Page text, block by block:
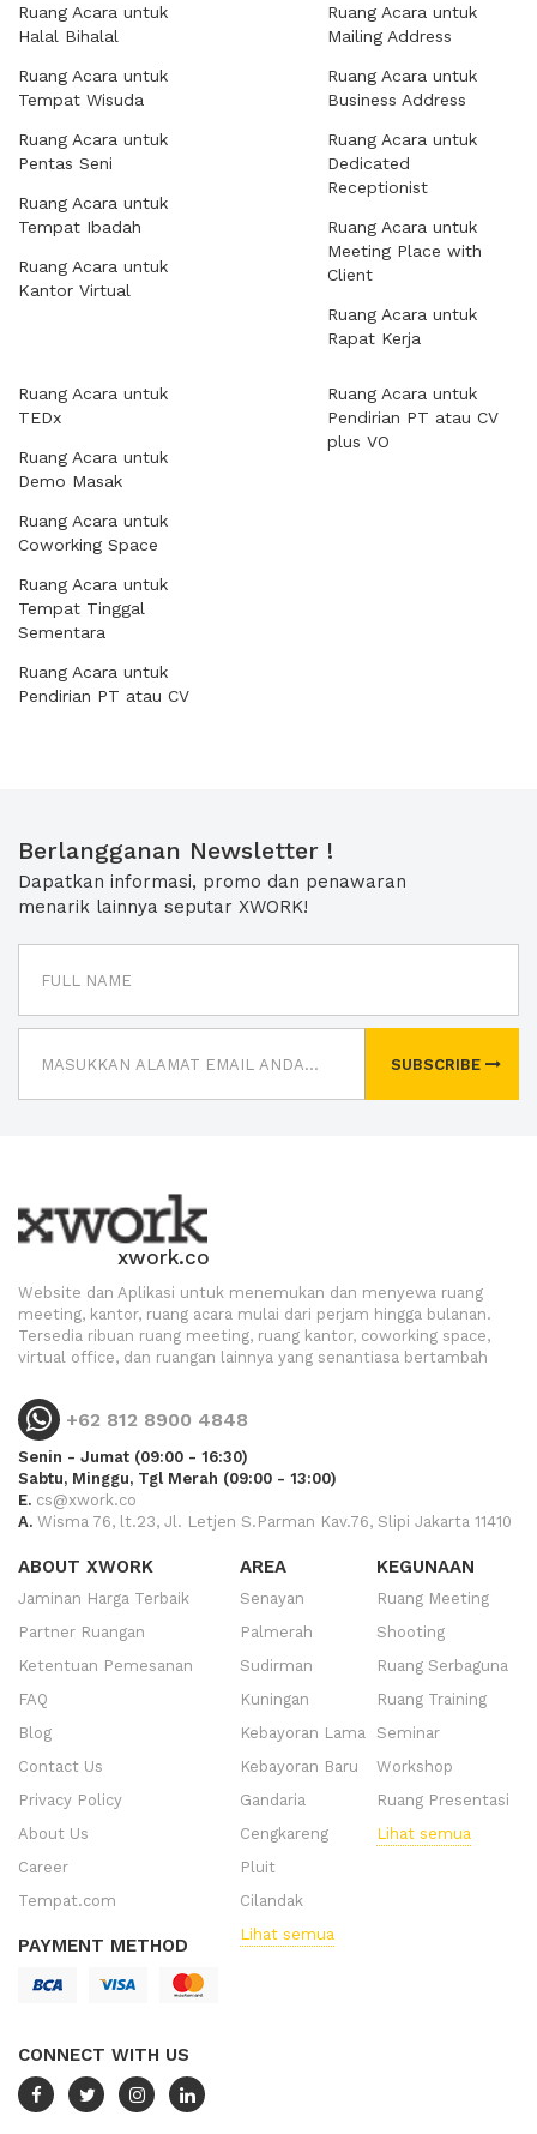
Ruang Acara untuk
Halal Bihalal
Ruang Acara untuk
Tempat Wisuda
Ruang Acara untuk
Pentas Seni
Ruang Acara untuk
Tempat Ibadah
Ruang Acara untuk
Kantor Virtual
Ruang Acara untuk
Mailing Address
Ruang Acara untuk
Business Address
Ruang Acara untuk
Dedicated
Receptionist
Ruang Acara untuk
Meeting Place with
Client
Ruang Acara untuk
Rapat Kerja
Ruang Acara untuk
TEDx
Ruang Acara untuk
Demo Masak
Ruang Acara untuk
Coworking Space
Ruang Acara untuk
Tempat Tinggal
Sementara
Ruang Acara untuk
Pendirian PT atau CV
Ruang Acara untuk
Pendirian PT atau CV
plus VO
Berlangganan Newsletter !
Dapatkan informasi, promo dan penawaran
menarik lainnya seputar XWORK!
SUBSCRIBE
xwork.co
Website dan Aplikasi untuk menemukan dan menyewa ruang
meeting, kantor, ruang acara mulai dari perjam hingga bulanan.
Tersedia ribuan ruang meeting, ruang kantor, coworking space,
virtual office, dan ruangan lainnya yang senantiasa bertambah
+62 812 8900 4848
Senin - Jumat (09:00 - 16:30)
Sabtu, Minggu, Tgl Merah (09:00 - 13:00)
E. cs@xwork.co
A. Wisma 76, lt.23, Jl. Letjen S.Parman Kav.76, Slipi Jakarta 11410
ABOUT XWORK
Jaminan Harga Terbaik
Partner Ruangan
Ketentuan Pemesanan
FAQ
Blog
Contact Us
Privacy Policy
About Us
Career
Tempat.com
PAYMENT METHOD
CONNECT WITH US
AREA
Senayan
Palmerah
Sudirman
Kuningan
Kebayoran Lama
Kebayoran Baru
Gandaria
Cengkareng
Pluit
Cilandak
Lihat semua
KEGUNAAN
Ruang Meeting
Shooting
Ruang Serbaguna
Ruang Training
Seminar
Workshop
Ruang Presentasi
Lihat semua